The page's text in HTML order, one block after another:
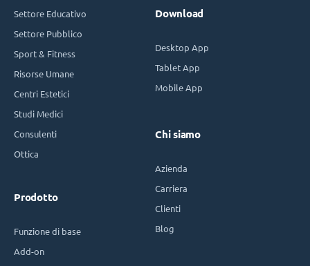
Settore Educativo
Settore Pubblico
Sport & Fitness
Risorse Umane
Centri Estetici
Studi Medici
Consulenti
Ottica
Prodotto
Funzione di base
Add-on
Download
Desktop App
Tablet App
Mobile App
Chi siamo
Azienda
Carriera
Clienti
Blog